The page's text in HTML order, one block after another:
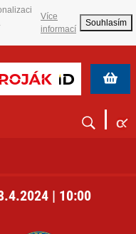
Více
informací
Souhlasím
| 10:00